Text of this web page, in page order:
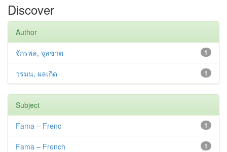
Discover
Author
1
จักรพล, จุลชาต
1
วรมน, ผลเกิด
Subject
1
Fama – Frenc
1
Fama – French